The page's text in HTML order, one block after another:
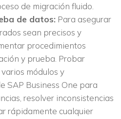
de migración fluido.
de datos: Para asegurar
sean precisos y
procedimientos
y prueba. Probar
módulos y
SAP Business One para
resolver inconsistencias
rápidamente cualquier